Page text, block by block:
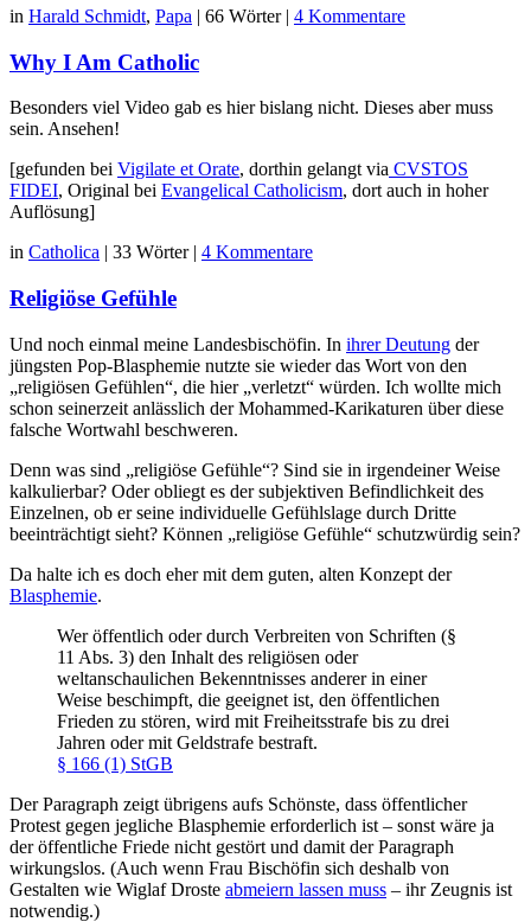
in Harald Schmidt, Papa | 66 Wörter | 4 Kommentare
Why I Am Catholic
Besonders viel Video gab es hier bislang nicht. Dieses aber muss
sein. Ansehen!
[gefunden bei Vigilate et Orate, dorthin gelangt via CVSTOS
FIDEI, Original bei Evangelical Catholicism, dort auch in hoher
Auflösung]
in Catholica 33 Wörter 4 Kommentare
Religiöse Gefühle
Und noch einmal meine Landesbischöfin. In ihrer Deutung der
jüngsten Pop-Blasphemie nutzte sie wieder das Wort von den
„religiösen Gefühlen“, die hier „verletzt“ würden. Ich wollte mich
schon seinerzeit anlässlich der Mohammed-Karikaturen über diese
falsche Wortwahl beschweren.
Denn was sind „religiöse Gefühle“? Sind sie in irgendeiner Weise
kalkulierbar? Oder obliegt es der subjektiven Befindlichkeit des
Einzelnen, ob er seine individuelle Gefühlslage durch Dritte
beeinträchtigt sieht? Können „religiöse Gefühle“ schutzwürdig sein?
Da halte ich es doch eher mit dem guten, alten Konzept der
Blasphemie.
Wer öffentlich oder durch Verbreiten von Schriften (§
11 Abs. 3) den Inhalt des religiösen oder
weltanschaulichen Bekenntnisses anderer in einer
Weise beschimpft, die geeignet ist, den öffentlichen
Frieden zu stören, wird mit Freiheitsstrafe bis zu drei
Jahren oder mit Geldstrafe bestraft.
§ 166 (1) StGB
Der Paragraph zeigt übrigens aufs Schönste, dass öffentlicher
Protest gegen jegliche Blasphemie erforderlich ist – sonst wäre ja
der öffentliche Friede nicht gestört und damit der Paragraph
wirkungslos. (Auch wenn Frau Bischöfin sich deshalb von
Gestalten wie Wiglaf Droste abmeiern lassen muss – ihr Zeugnis ist
notwendig.)